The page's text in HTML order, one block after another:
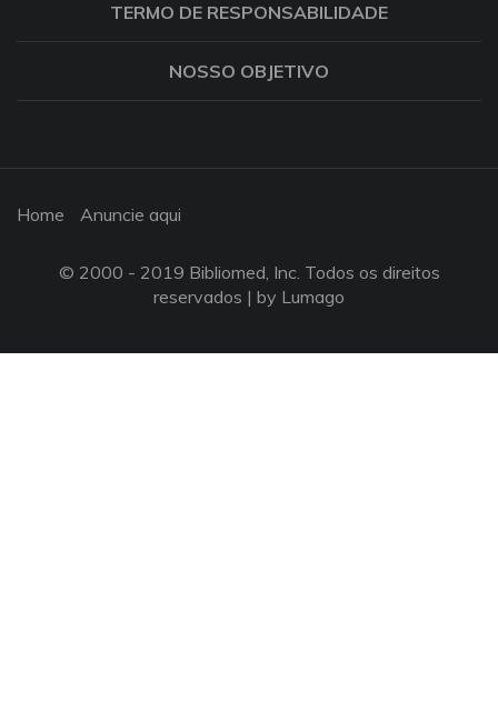
TERMO DE RESPONSABILIDADE
NOSSO OBJETIVO
Home Anuncie aqui
© 2000 - 2019 Bibliomed, Inc. Todos os direitos
reservados | by Lumago